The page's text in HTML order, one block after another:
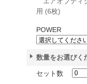
用 (6枚)
POWER
数量をお選びく
セット数